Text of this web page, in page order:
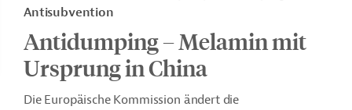
Antisubvention
Antidumping – Melamin mit
Ursprung in China
Die Europäische Kommission ändert die